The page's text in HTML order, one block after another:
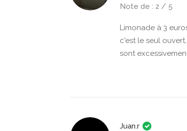
Note de : 2 / 5
Limonade à 3
c'est le seul
sont
Juan.r